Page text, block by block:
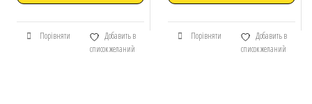
Порівняти
Добавить в
список желаний
Порівняти
Добавить в
список желаний